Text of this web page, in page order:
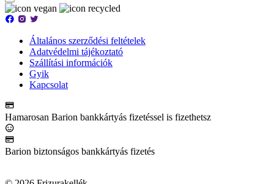
Általános szerződési feltételek
Adatvédelmi tájékoztató
Szállítási információk
Gyik
Kapcsolat
Hamarosan Barion bankkártyás fizetéssel is fizethetsz
Barion biztonságos bankkártyás fizetés